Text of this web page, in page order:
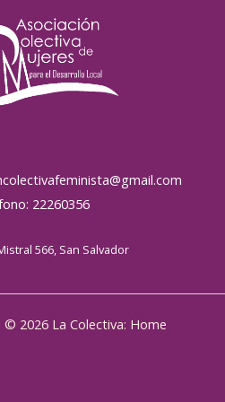
22260356
566, San Salvador
2026 La Colectiva: Home